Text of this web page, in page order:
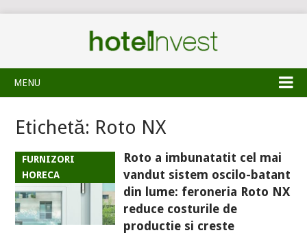
MENU
Etichetă: Roto NX
FURNIZORI
HORECA
Roto a imbunatatit cel mai
vandut sistem oscilo-batant
din lume: feroneria Roto NX
reduce costurile de
productie si creste